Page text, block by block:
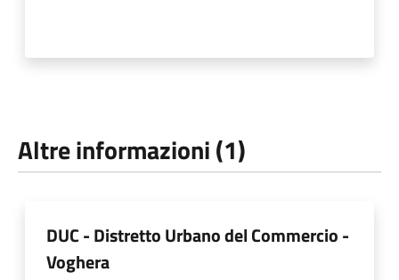
Altre informazioni (1)
DUC - Distretto Urbano del Commercio -
Voghera